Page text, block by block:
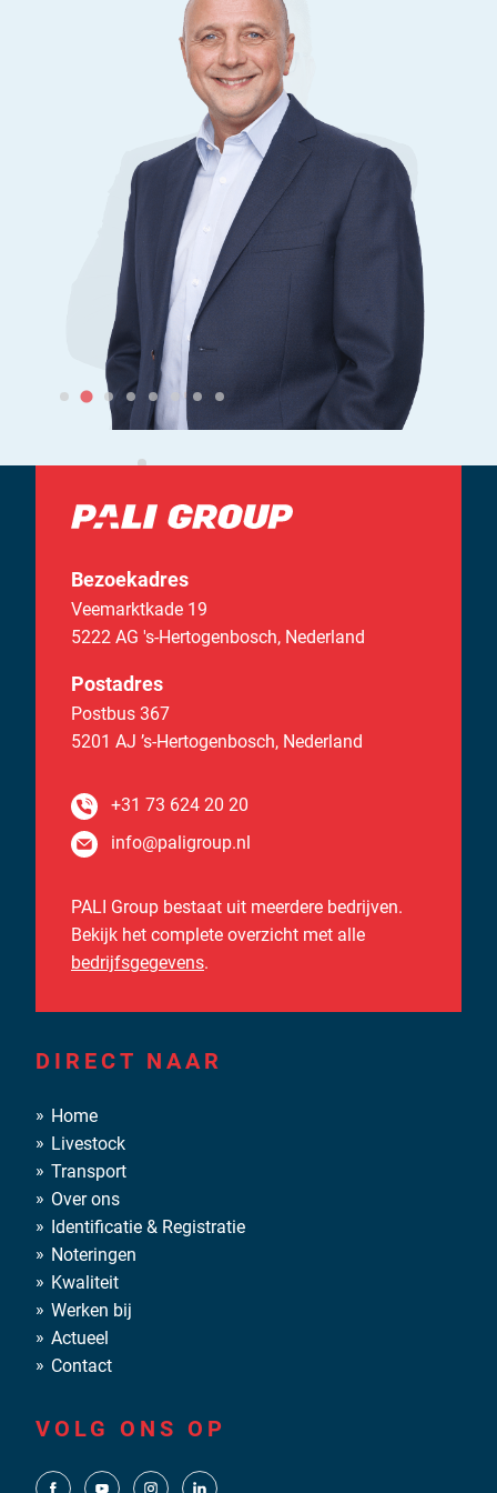
Bezoekadres
Veemarktkade 19
5222 AG 's-Hertogenbosch, Nederland
Postadres
Postbus 367
5201 AJ ’s-Hertogenbosch, Nederland
+31 73 624 20 20
info@paligroup.nl
PALI Group bestaat uit meerdere bedrijven.
Bekijk het complete overzicht met alle
bedrijfsgegevens.
DIRECT NAAR
Home
Livestock
Transport
Over ons
Identificatie & Registratie
Noteringen
Kwaliteit
Werken bij
Actueel
Contact
VOLG ONS OP